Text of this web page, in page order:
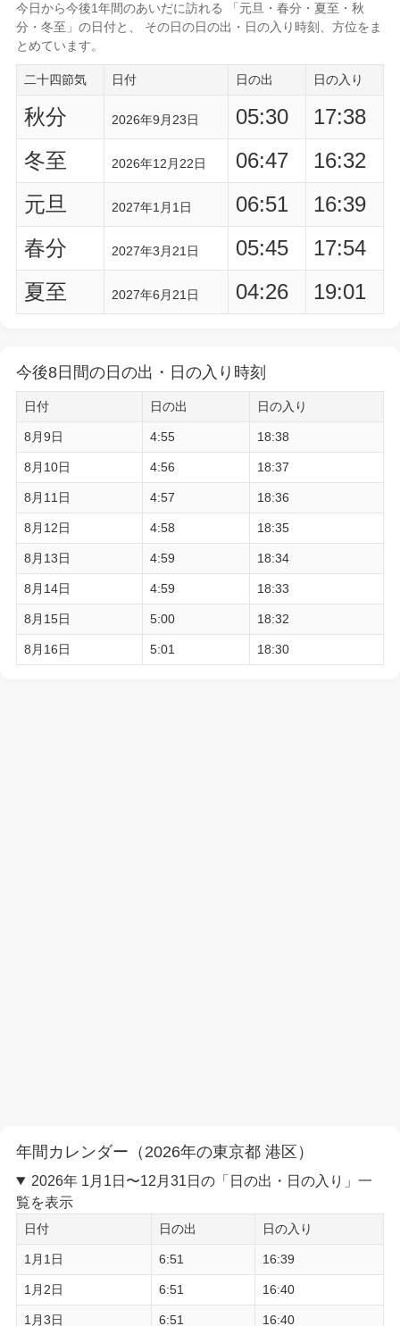
今日から今後1年間のあいだに訪れる 「元旦・春分・夏至・秋
分・冬至」の日付と、 その日の日の出・日の入り時刻
、方位をま
とめています。
二十四節気 日付 日の出 日の入り
秋分 2026年9月23日 05:30
17:38
冬至
2026年12月22日 06:47
16:32
元旦
2027年1月1日 06:51
16:39
春分
2027年3月21日 05:45
17:54
夏至
2027年6月21日 04:26 19:01
今後8日間の日の出・日の入り時刻
日付 日の出 日の入り
8月9日 4:55 18:38
8月10日 4:56 18:37
8月11日 4:57 18:36
8月12日 4:58 18:35
8月13日 4:59 18:34
8月14日 4:59 18:33
8月15日 5:00 18:32
8月16日 5:01 18:30
年間カレンダー（2026年の東京都 港区）
2026年 1月1日〜12月31日の「日の出・日の入り」一
覧を表示
日付 日の出 日の入り
1月1日 6:51 16:39
1月2日 6:51 16:40
1月3日 6:51 16:40